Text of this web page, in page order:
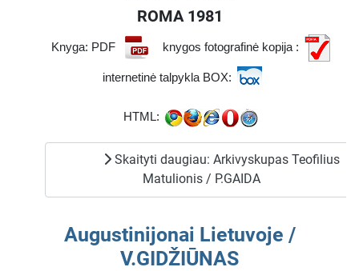
ROMA 1981
Knyga: PDF knygos fotografinė kopija :
internetinė talpykla BOX:
HTML:
Skaityti daugiau: Arkivyskupas Teofilius
Matulionis / P.GAIDA
Augustinijonai Lietuvoje /
V.GIDŽIŪNAS